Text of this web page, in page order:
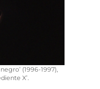
(1996-1997),
X’.